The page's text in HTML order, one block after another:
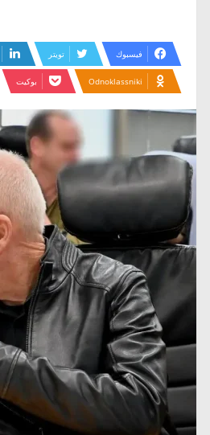
فيسبوك تويتر
Odnoklassniki بوكيت